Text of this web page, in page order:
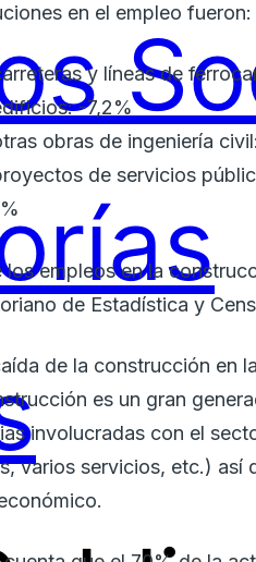
en el empleo fueron:
y líneas de
-7,2%
obras de ingeniería
de servicios
los empleos en la
de Estadística y
de la construcción en
es un gran
involucradas con el
varios servicios, etc.) así